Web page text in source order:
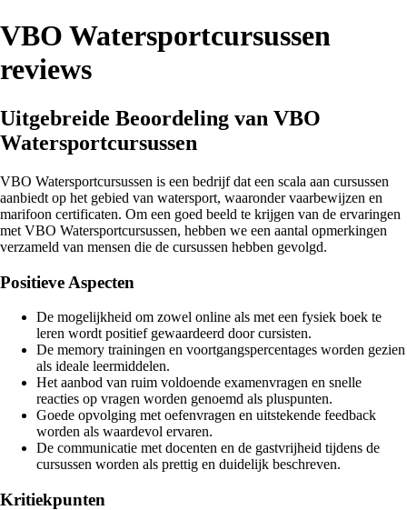
VBO Watersportcursussen
reviews
Uitgebreide Beoordeling van VBO
Watersportcursussen
VBO Watersportcursussen is een bedrijf dat een scala aan cursussen
aanbiedt op het gebied van watersport, waaronder vaarbewijzen en
marifoon certificaten. Om een goed beeld te krijgen van de ervaringen
met VBO Watersportcursussen, hebben we een aantal opmerkingen
verzameld van mensen die de cursussen hebben gevolgd.
Positieve Aspecten
De mogelijkheid om zowel online als met een fysiek boek te
leren wordt positief gewaardeerd door cursisten.
De memory trainingen en voortgangspercentages worden gezien
als ideale leermiddelen.
Het aanbod van ruim voldoende examenvragen en snelle
reacties op vragen worden genoemd als pluspunten.
Goede opvolging met oefenvragen en uitstekende feedback
worden als waardevol ervaren.
De communicatie met docenten en de gastvrijheid tijdens de
cursussen worden als prettig en duidelijk beschreven.
Kritiekpunten